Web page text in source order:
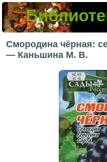
Смородина чёрная:
— Каньшина М. В.